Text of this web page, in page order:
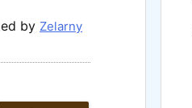
by Zelarny